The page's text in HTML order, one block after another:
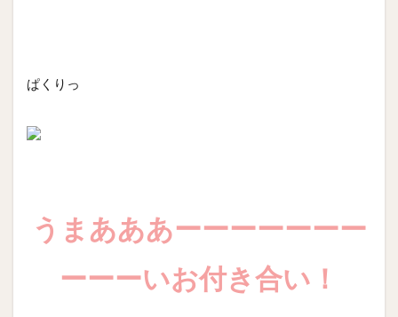
ぱくりっ
うまあああーーーーーーー
ーーーいお付き合い！